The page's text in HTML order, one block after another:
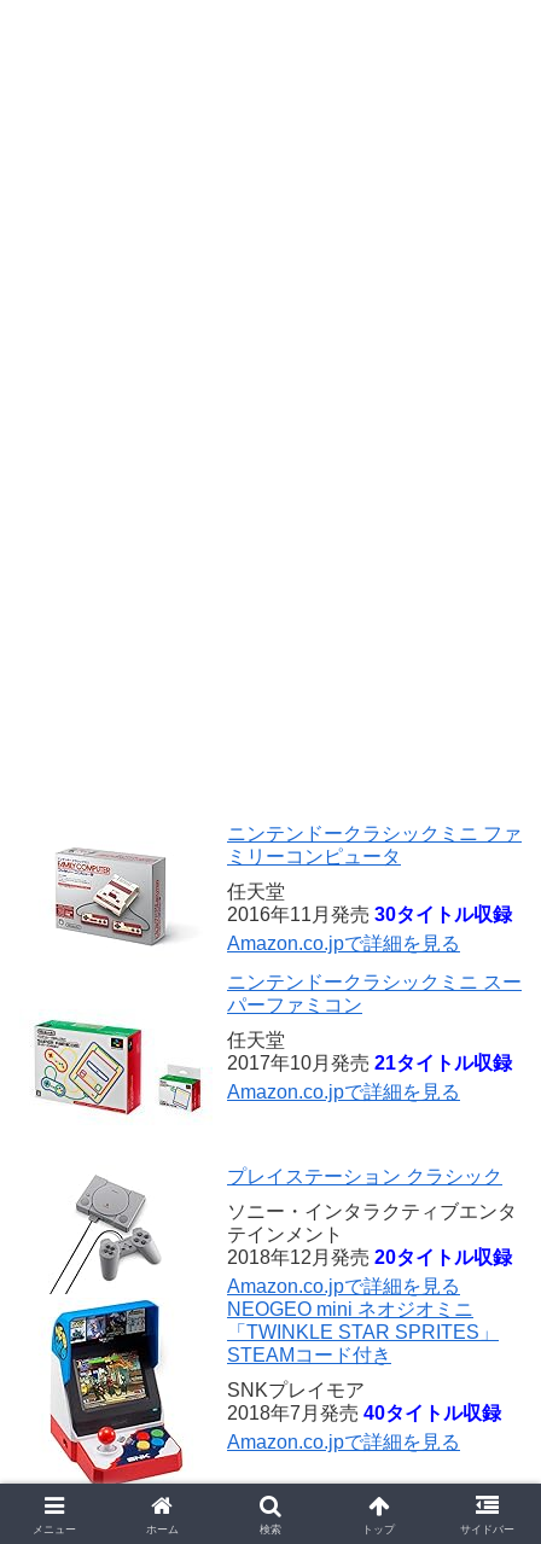
ニンテンドークラシックミニ ファ
ミリーコンピュータ
任天堂
2016年11月発売 30タイトル収録
Amazon.co.jpで詳細を見る
ニンテンドークラシックミニ スー
パーファミコン
任天堂
2017年10月発売 21タイトル収録
Amazon.co.jpで詳細を見る
プレイステーション クラシック
ソニー・インタラクティブエンタ
テインメント
2018年12月発売 20タイトル収録
Amazon.co.jpで詳細を見る
NEOGEO mini ネオジオミニ
「TWINKLE STAR SPRITES」
STEAMコード付き
SNKプレイモア
2018年7月発売 40タイトル収録
Amazon.co.jpで詳細を見る
メガドライブミニ
セガゲームス
メニュー ホーム 検索 トップ サイドバー